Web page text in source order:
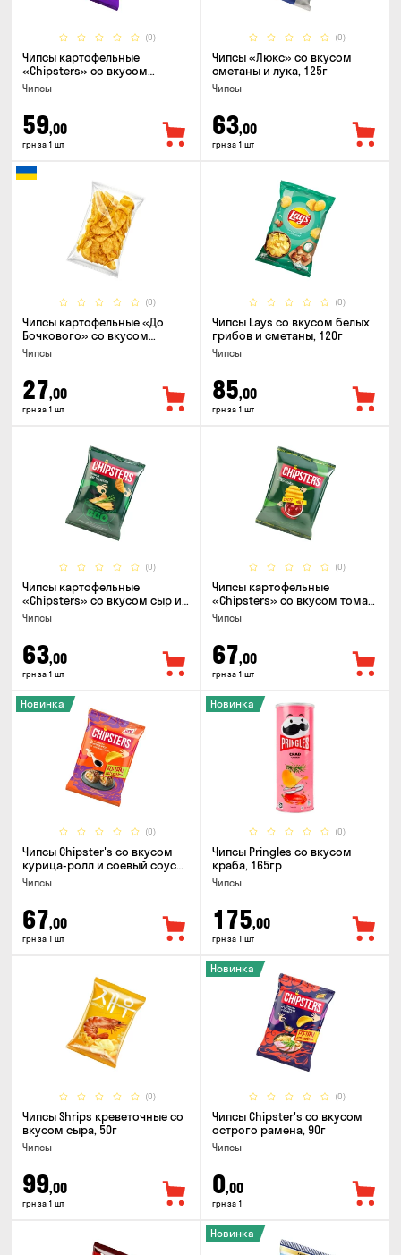
(0)
Чипсы картофельные
«Chipsters» со вкусом
острый удон, 100г
Чипсы
59,00
грн за 1 шт
(0)
Чипсы «Люкс» со вкусом
сметаны и лука, 125г
Чипсы
63,00
грн за 1 шт
(0)
Чипсы картофельные «До
Бочкового» со вкусом
сметаны с зеленью, 100г
Чипсы
27,00
грн за 1 шт
(0)
Чипсы Lays со вкусом белых
грибов и сметаны, 120г
Чипсы
85,00
грн за 1 шт
(0)
Чипсы картофельные
«Chipsters» со вкусом сыр и
лук, 95г
Чипсы
63,00
грн за 1 шт
(0)
Чипсы картофельные
«Chipsters» со вкусом томат
спайси, 95г
Чипсы
67,00
грн за 1 шт
(0)
Новинка
Чипсы Chipster's со вкусом
курица-ролл и соевый соус
90г
Чипсы
67,00
грн за 1 шт
(0)
Новинка
Чипсы Pringles со вкусом
краба, 165гр
Чипсы
175,00
грн за 1 шт
(0)
Чипсы Shrips креветочные со
вкусом сыра, 50г
Чипсы
99,00
грн за 1 шт
(0)
Новинка
Чипсы Chipster's со вкусом
острого рамена, 90г
Чипсы
0,00
грн за 1
Новинка